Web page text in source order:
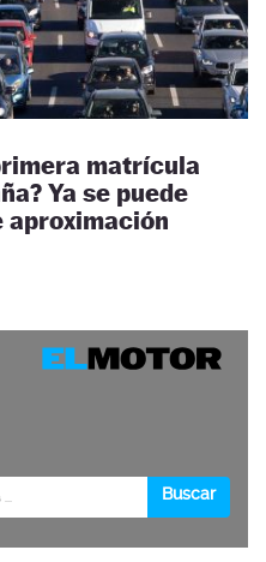
matrícula
Ya se puede